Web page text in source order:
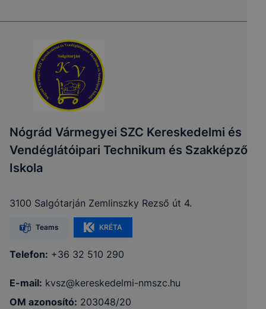
Nógrád Vármegyei SZC Kereskedelmi és
Vendéglátóipari Technikum és Szakképző
Iskola
3100 Salgótarján Zemlinszky Rezső út 4.
Teams KRÉTA
Telefon: +36 32 510 290
E-mail: kvsz@kereskedelmi-nmszc.hu
OM azonosító: 203048/20